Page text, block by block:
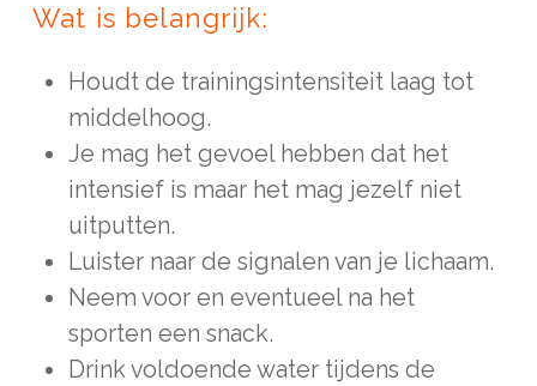
Wat is belangrijk:
Houdt de trainingsintensiteit laag tot
middelhoog.
Je mag het gevoel hebben dat het
intensief is maar het mag jezelf niet
uitputten.
Luister naar de signalen van je lichaam.
Neem voor en eventueel na het
sporten een snack.
Drink voldoende water tijdens de